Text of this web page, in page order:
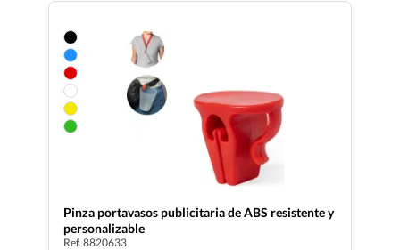
Pinza portavasos publicitaria de ABS resistente y
personalizable
Ref. 8820633